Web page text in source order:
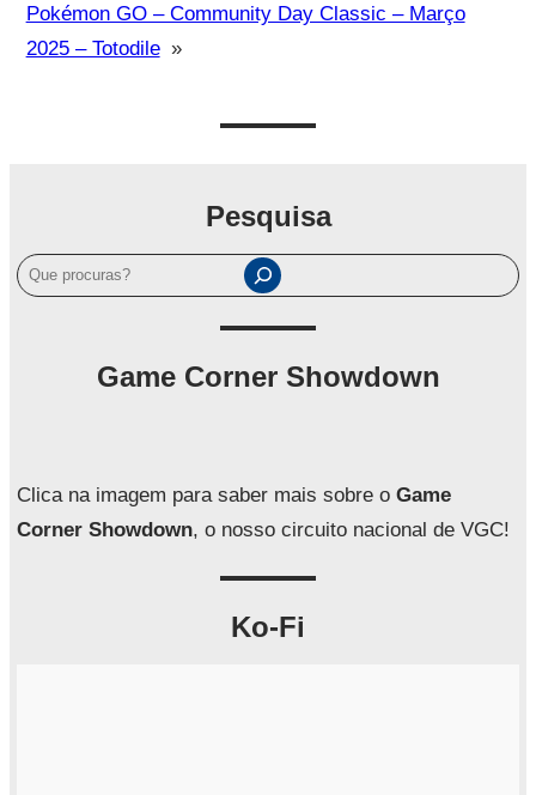
Pokémon GO – Community Day Classic – Março
2025 – Totodile »
Pesquisa
P
e
a
Game Corner Showdown
Clica na imagem para saber mais sobre o Game
Corner Showdown, o nosso circuito nacional de VGC!
Ko-Fi